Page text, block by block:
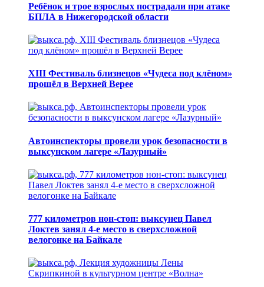
Ребёнок и трое взрослых пострадали при атаке
БПЛА в Нижегородской области
XIII Фестиваль близнецов «Чудеса под клёном»
прошёл в Верхней Верее
Автоинспекторы провели урок безопасности в
выксунском лагере «Лазурный»
777 километров нон-стоп: выксунец Павел
Локтев занял 4-е место в сверхсложной
велогонке на Байкале